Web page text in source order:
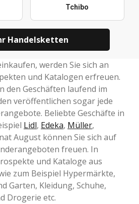
Tchibo
Handelsketten
werden Sie sich an
und Katalogen erfreuen.
den Geschäften laufend im
veröffentlichen sogar jede
Beliebte Geschäfte in
Lidl, Edeka, Müller,
August können Sie sich auf
freuen. In
und Kataloge aus
zum Beispiel Hypermärkte,
Garten, Kleidung, Schuhe,
Drogerie etc.